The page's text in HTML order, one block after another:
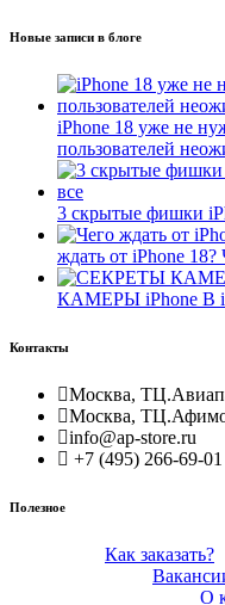
Новые записи в блоге
iPhone 18 уже не
пользователей
3 скрытые фишки
ждать от iPhone
КАМЕРЫ iPhone В
Контакты
Москва,
Москва,
info@ap-store.ru
+7 (495) 266-69-01
Полезное
Как заказать?
О